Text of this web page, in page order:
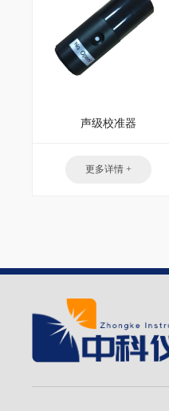
声级校准器
更多详情 +